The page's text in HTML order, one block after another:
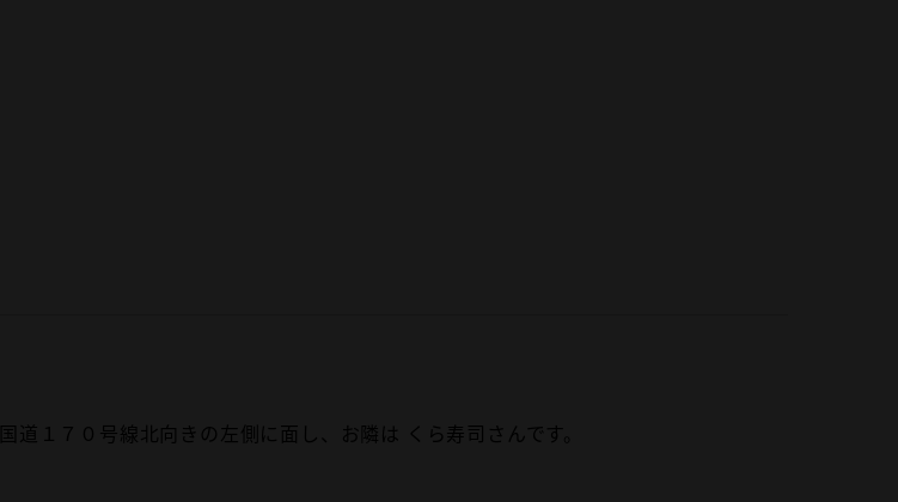
国道１７０号線北向きの左側に面し、お隣は くら寿司さんです。
広々とした展示場。いつもスタッフ全員で洗車して、お待ちしております。
良質の車が多数入っております。ピッタリの１台が見つかります。
商談スペースです。 間隔を広くとり、ゆっくりと商談ができるようにしております。
キッズスペースです。 お子様連れのお客様も安心！